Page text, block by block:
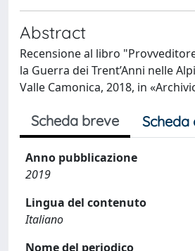
Abstract
Recensione al libro
la Guerra dei Trent’Anni nelle
Valle Camonica, 2018, in
Scheda breve
Anno pubblicazione
2019
Lingua del contenuto
Italiano
Nome del periodico